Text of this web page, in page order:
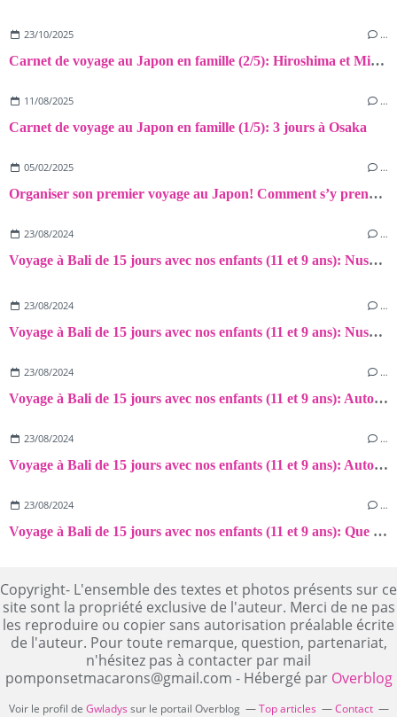
23/10/2025 …
Carnet de voyage au Japon en famille (2/5): Hiroshima et Miyajima
11/08/2025 …
Carnet de voyage au Japon en famille (1/5): 3 jours à Osaka
05/02/2025 …
Organiser son premier voyage au Japon! Comment s’y prendre? Rétro-planning de mes préparatifs, trucs et astuces!
23/08/2024 …
Voyage à Bali de 15 jours avec nos enfants (11 et 9 ans): Nusa Lembongan
23/08/2024 …
Voyage à Bali de 15 jours avec nos enfants (11 et 9 ans): Nusa Lembongan
23/08/2024 …
Voyage à Bali de 15 jours avec nos enfants (11 et 9 ans): Autour de Sidemen!
23/08/2024 …
Voyage à Bali de 15 jours avec nos enfants (11 et 9 ans): Autour de Munduk (+ sortie dauphins à Lovina)!
23/08/2024 …
Voyage à Bali de 15 jours avec nos enfants (11 et 9 ans): Que voir autour d'Ubud?
Copyright- L'ensemble des textes et photos présents sur ce
site sont la propriété exclusive de l'auteur. Merci de ne pas
les reproduire ou copier sans autorisation préalable écrite
de l'auteur. Pour toute remarque, question, partenariat,
n'hésitez pas à contacter par mail
pomponsetmacarons@gmail.com - Hébergé par Overblog
Voir le profil de Gwladys sur le portail Overblog Top articles Contact